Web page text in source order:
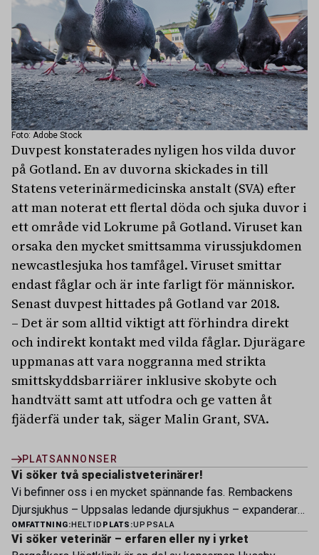
Foto: Adobe Stock
Duvpest konstaterades nyligen hos vilda duvor
på Gotland. En av duvorna skickades in till
Statens veterinärmedicinska anstalt (SVA) efter
att man noterat ett flertal döda och sjuka duvor i
ett område vid Lokrume på Gotland. Viruset kan
orsaka den mycket smittsamma virussjukdomen
newcastlesjuka hos tamfågel. Viruset smittar
endast fåglar och är inte farligt för människor.
Senast duvpest hittades på Gotland var 2018.
– Det är som alltid viktigt att förhindra direkt
och indirekt kontakt med vilda fåglar. Djurägare
uppmanas att vara noggranna med strikta
smittskyddsbarriärer inklusive skobyte och
handtvätt samt att utfodra och ge vatten åt
fjäderfä under tak, säger Malin Grant, SVA.
PLATSANNONSER
Vi söker två specialistveterinärer!
Vi befinner oss i en mycket spännande fas. Rembackens
Djursjukhus – Uppsalas ledande djursjukhus – expanderar
nu sin specialistverksamhet och söker legitimerade
veterinärer med specialistkompetens som vill vara med
OMFATTNING: HELTID PLATS:UPPSALA
Vi söker veterinär – erfaren eller ny i yrket